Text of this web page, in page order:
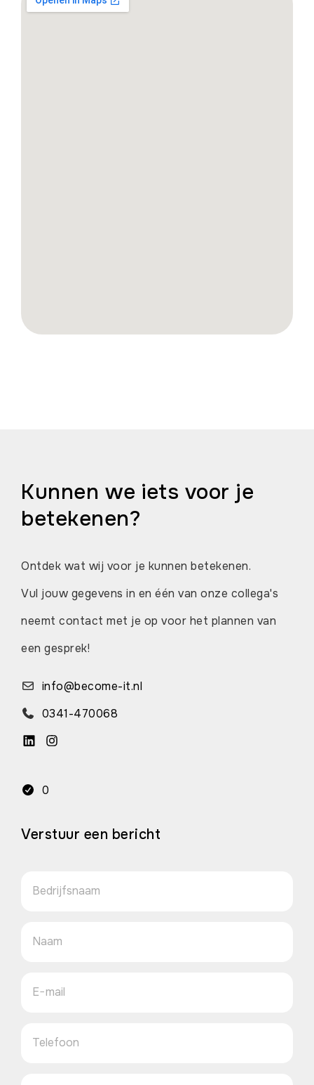
Kunnen we iets voor je
betekenen?
Ontdek wat wij voor je kunnen betekenen.
Vul jouw gegevens in en één van onze collega's
neemt contact met je op voor het plannen van
een gesprek!
info@become-it.nl
0341-470068
0
Verstuur een bericht